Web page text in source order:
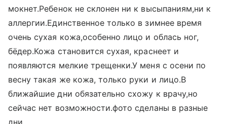
мокнет.Ребенок не склонен ни к высыпаниям,ни к
аллергии.Единственное только в зимнее время
очень сухая кожа,особенно лицо и облась ног,
бёдер.Кожа становится сухая, краснеет и
появляются мелкие трещенки.У меня с осени по
весну такая же кожа, только руки и лицо.В
ближайшие дни обязательно схожу к врачу,но
сейчас нет возможности.фото сделаны в разные
дни